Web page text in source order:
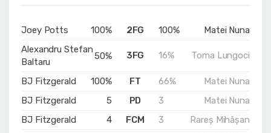
Joey Potts 100% 2FG 100%
Matei Nuna
Alexandru Stefan
Baltaru
50% 3FG 16% Toma Lungoci
BJ Fitzgerald 100% FT 66%
Matei Nuna
BJ Fitzgerald
5 PD 3
Matei Nuna
BJ Fitzgerald
4 FCM 3 Rareș Mihășan